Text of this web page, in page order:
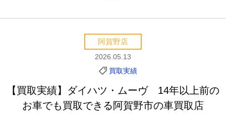
阿賀野店
2026.05.13
買取実績
【買取実績】ダイハツ・ムーヴ 14年以上前の
お車でも買取できる阿賀野市の車買取店